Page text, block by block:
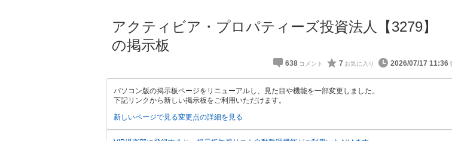
アクティビア・プロパティーズ投資法人【3279】
の掲示板
638 7 2026/07/17 11:36
パソコン版の掲示板ページをリニューアルし、見た目や機能を一部変更しました。
下記リンクから新しい掲示板をご利用いただけます。
新しいページで見る変更点の詳細を見る